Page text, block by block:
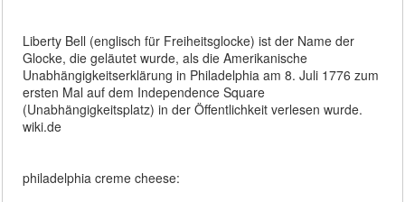
Liberty Bell (englisch für Freiheitsglocke) ist der Name der
Glocke, die geläutet wurde, als die Amerikanische
Unabhängigkeitserklärung in Philadelphia am 8. Juli 1776 zum
ersten Mal auf dem Independence Square
(Unabhängigkeitsplatz) in der Öffentlichkeit verlesen wurde.
wiki.de
philadelphia creme cheese: